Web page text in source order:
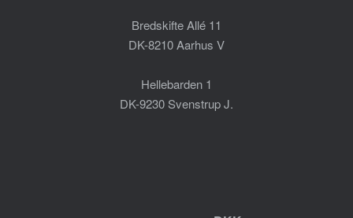
Bredskifte Allé 11
DK-8210 Aarhus V
Hellebarden 1
DK-9230 Svenstrup J.